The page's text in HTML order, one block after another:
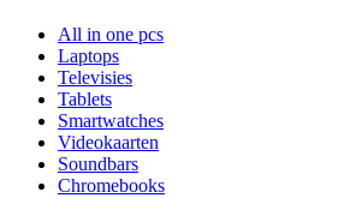
All in one pcs
Laptops
Televisies
Tablets
Smartwatches
Videokaarten
Soundbars
Chromebooks